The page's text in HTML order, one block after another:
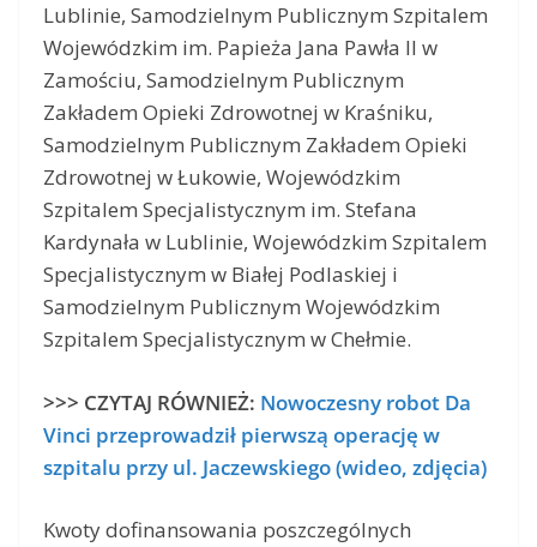
Lublinie, Samodzielnym Publicznym Szpitalem
Wojewódzkim im. Papieża Jana Pawła II w
Zamościu, Samodzielnym Publicznym
Zakładem Opieki Zdrowotnej w Kraśniku,
Samodzielnym Publicznym Zakładem Opieki
Zdrowotnej w Łukowie, Wojewódzkim
Szpitalem Specjalistycznym im. Stefana
Kardynała w Lublinie, Wojewódzkim Szpitalem
Specjalistycznym w Białej Podlaskiej i
Samodzielnym Publicznym Wojewódzkim
Szpitalem Specjalistycznym w Chełmie.
>>> CZYTAJ RÓWNIEŻ: Nowoczesny robot Da
Vinci przeprowadził pierwszą operację w
szpitalu przy ul. Jaczewskiego (wideo, zdjęcia)
Kwoty dofinansowania poszczególnych